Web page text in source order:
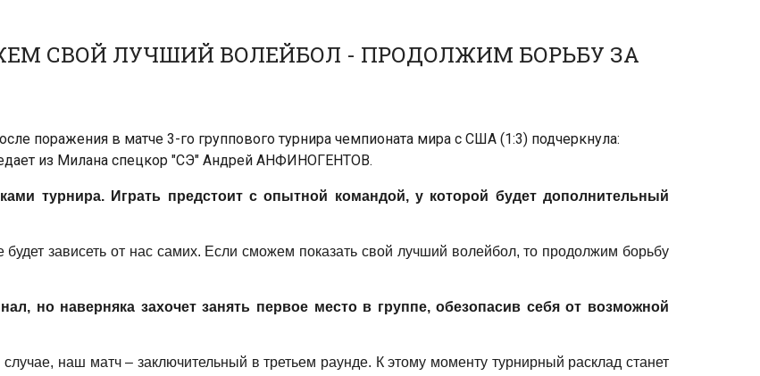
СВОЙ ЛУЧШИЙ ВОЛЕЙБОЛ - ПРОДОЛЖИМ БОРЬБУ ЗА
поражения в матче 3-го группового турнира чемпионата мира с США (1:3) подчеркнула:
из Милана спецкор "СЭ" Андрей АНФИНОГЕНТОВ.
турнира. Играть предстоит с опытной командой, у которой будет дополнительный
зависеть от нас самих. Если сможем показать свой лучший волейбол, то продолжим борьбу
но наверняка захочет занять первое место в группе, обезопасив себя от возможной
наш матч – заключительный в третьем раунде. К этому моменту турнирный расклад станет